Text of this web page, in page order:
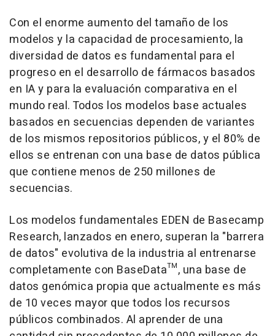
Con el enorme aumento del tamaño de los
modelos y la capacidad de procesamiento, la
diversidad de datos es fundamental para el
progreso en el desarrollo de fármacos basados
en IA y para la evaluación comparativa en el
mundo real. Todos los modelos base actuales
basados en secuencias dependen de variantes
de los mismos repositorios públicos, y el 80% de
ellos se entrenan con una base de datos pública
que contiene menos de 250 millones de
secuencias.
Los modelos fundamentales EDEN de Basecamp
Research, lanzados en enero, superan la "barrera
de datos" evolutiva de la industria al entrenarse
completamente con BaseData™, una base de
datos genómica propia que actualmente es más
de 10 veces mayor que todos los recursos
públicos combinados. Al aprender de una